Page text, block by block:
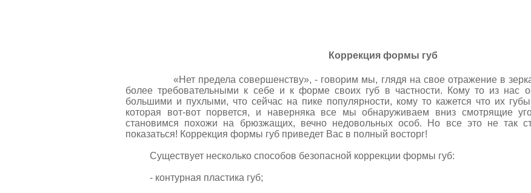
Коррекция формы губ
«Нет предела совершенству», - говорим мы, глядя на свое отражение в
более требовательными к себе и к форме своих губ в частности. Кому то из нас
большими и пухлыми, что сейчас на пике популярности, кому то кажется что их губы
которая вот-вот порвется, и наверняка все мы обнаруживаем вниз смотрящие
становимся похожи на брюзжащих, вечно недовольных особ. Но все это не так
показаться! Коррекция формы губ приведет Вас в полный восторг!
Существует несколько способов безопасной коррекции формы губ:
- контурная пластика губ;